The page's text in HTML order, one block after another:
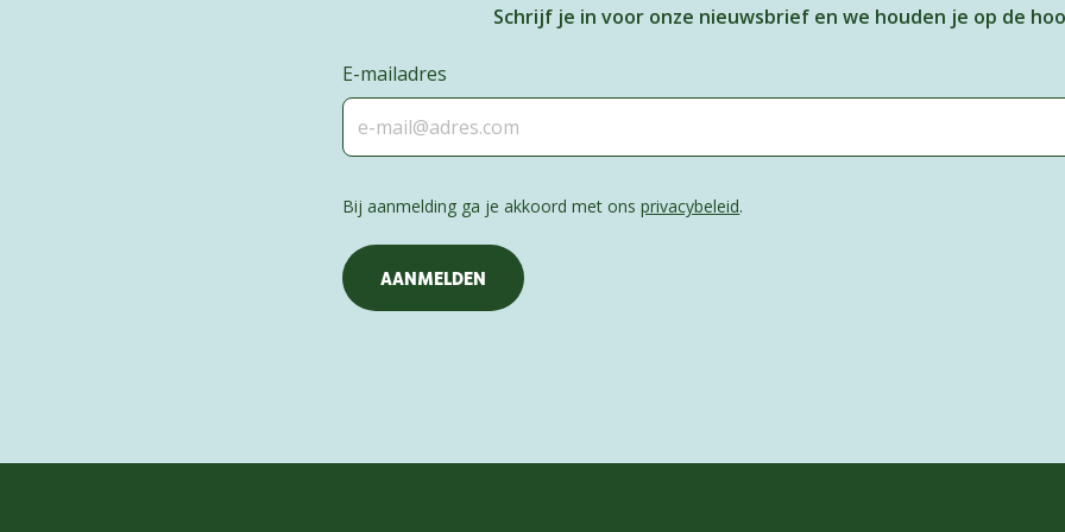
Schrijf je in voor onze nieuwsbrief en we houden je op de
E-mailadres
Bij aanmelding ga je akkoord met onsprivacybeleid.